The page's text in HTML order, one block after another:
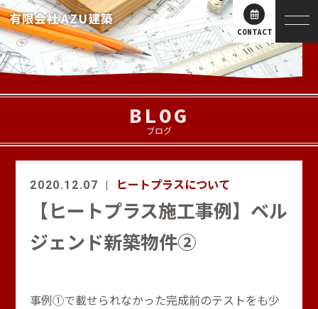
CONTACT
BLOG
ブログ
2020.12.07 ヒートプラスについて
【ヒートプラス施工事例】ベル
ジェンド新築物件②
事例①で載せられなかった完成前のテストをも少